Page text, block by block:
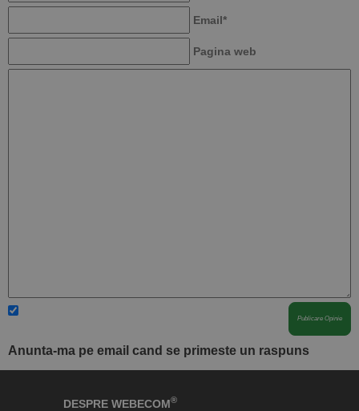
Email*
Pagina web
Anunta-ma pe email cand se primeste un raspuns
DESPRE WEBECOM®